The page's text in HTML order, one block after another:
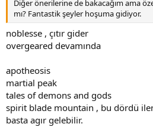
Diğer önerilerine de bakacağım ama
mı? Fantastik şeyler hoşuma gidiyor.
noblesse , çıtır gider
overgeared devamında
apotheosis
martial peak
tales of demons and gods
spirit blade mountain , bu dördü
basta agır gelebilir.